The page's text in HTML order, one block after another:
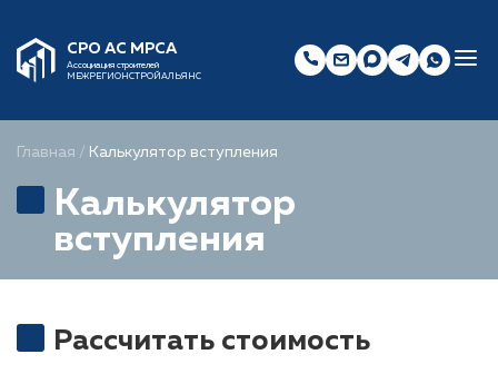
СРО АС МРСА
Ассоциация строителей
МЕЖРЕГИОНСТРОЙАЛЬЯНС
Главная / Калькулятор вступления
Калькулятор
вступления
Рассчитать стоимость